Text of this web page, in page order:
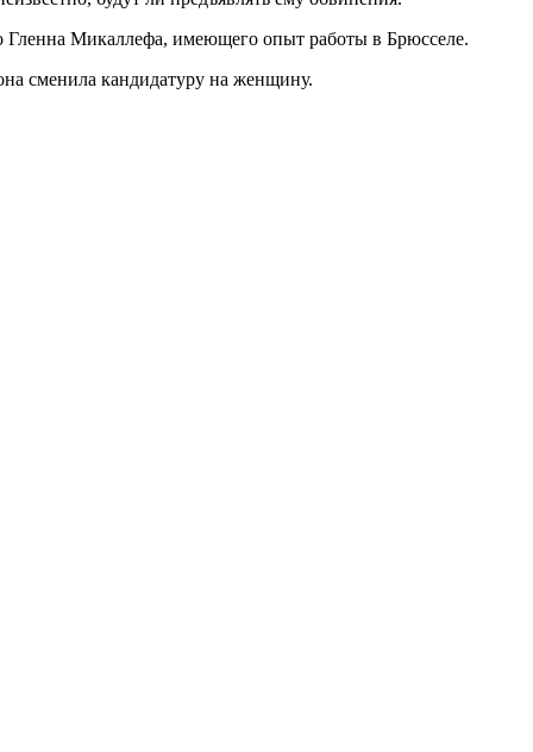
Гленна Микаллефа, имеющего опыт работы в Брюсселе.
сменила кандидатуру на женщину.